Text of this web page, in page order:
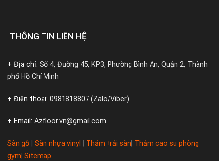
THÔNG TIN LIÊN HỆ
+ Địa chỉ: Số 4, Đường 45, KP3, Phường Bình An, Quận 2, Thành
phố Hồ Chí Minh
+ Điện thoại: 0981818807 (Zalo/Viber)
+ Email: Azfloor.vn@gmail.com
Sàn gỗ Sàn nhựa vinyl Thảm trải sàn Thảm cao su phòng
gym Sitemap